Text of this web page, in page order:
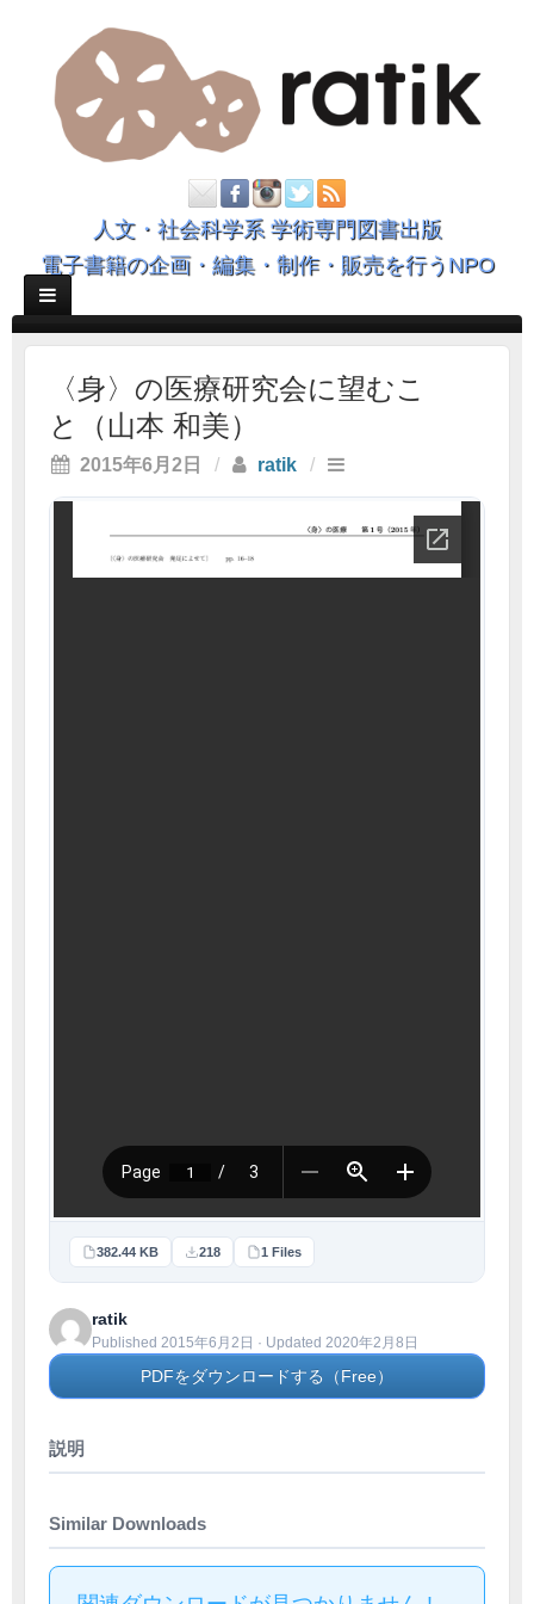
人文・社会科学系 学術専門図書出版
電子書籍の企画・編集・制作・販売を行うNPO
〈身〉の医療研究会に望むこ
と（山本 和美）
2015年6月2日 / ratik /
382.44 KB 218 1 Files
ratik
Published 2015年6月2日 · Updated 2020年2月8日
PDFをダウンロードする（Free）
説明
Similar Downloads